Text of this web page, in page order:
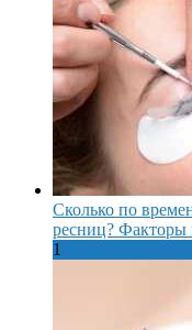
Сколько по
ресниц? Факторы
1